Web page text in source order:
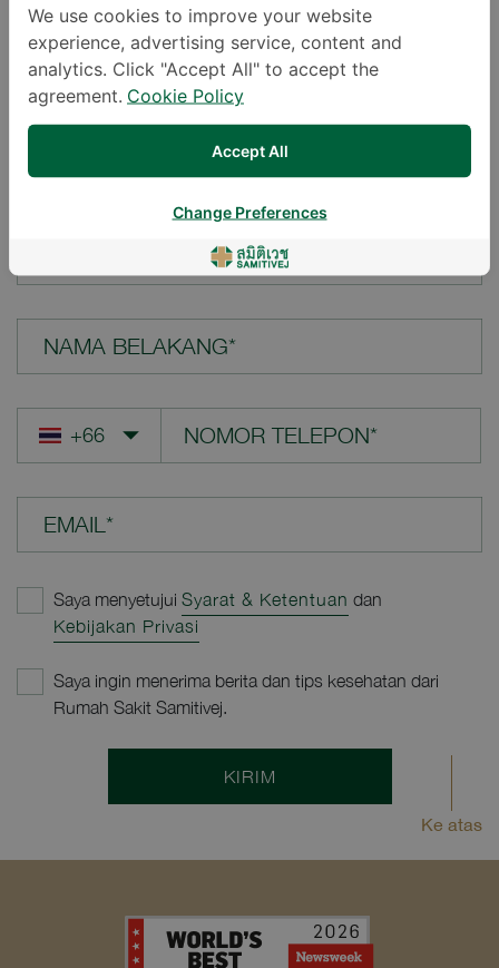
LOKASI*
PERTANYAAN ANDA*
NAMA BELAKANG*
EMAIL*
Saya menyetujui Syarat & Ketentuan dan
Kebijakan Privasi
Saya ingin menerima berita dan tips kesehatan dari
Rumah Sakit Samitivej.
KIRIM
Ke atas
We use cookies to improve your website
experience, advertising service, content and
analytics. Click "Accept All" to accept the
agreement. Cookie Policy
Accept All
Change Preferences